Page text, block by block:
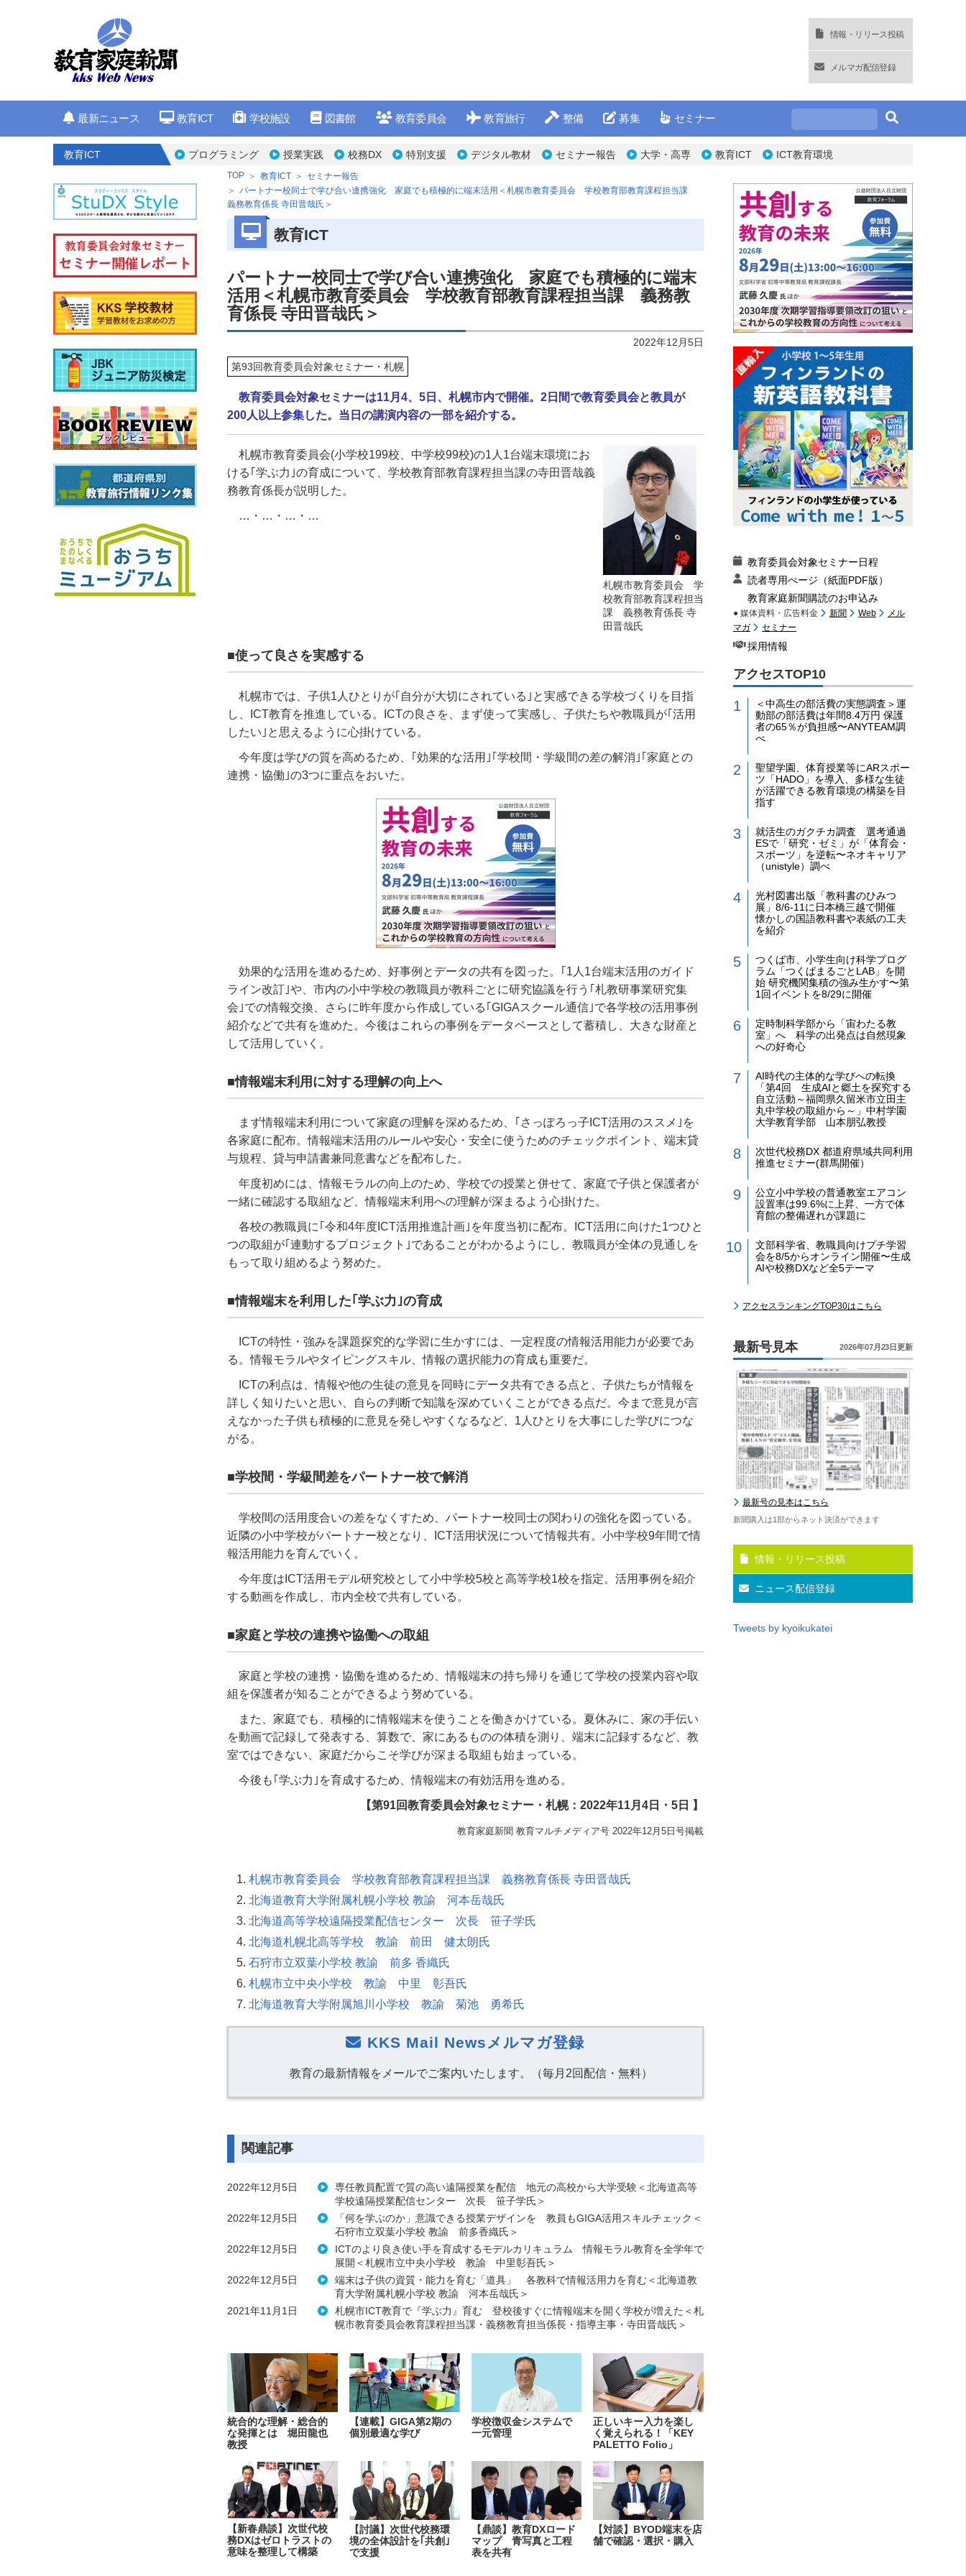
情報・リリース投稿
メルマガ配信登録
最新ニュース 教育ICT 学校施設 図書館 教育委員会 教育旅行 整備 募集 セミナー
教育ICT プログラミング 授業実践 校務DX 特別支援 デジタル教材 セミナー報告 大学・高専 教育ICT ICT教育環境
TOP 教育ICT
セミナー報告
パートナー校同士で学び合い連携強化 家庭でも積極的に端末活用＜札幌市教育委員会 学校教育部教育課程担当課
義務教育係長 寺田晋哉氏＞
教育ICT
パートナー校同士で学び合い連携強化 家庭でも積極的に端末
活用＜札幌市教育委員会 学校教育部教育課程担当課 義務教
育係長 寺田晋哉氏＞
2022年12月5日
第93回教育委員会対象セミナー・札幌
教育委員会対象セミナーは11月4、5日、札幌市内で開催。2日間で教育委員会と教員が
200人以上参集した。当日の講演内容の一部を紹介する。
札幌市教育委員会 学
校教育部教育課程担当
課 義務教育係長 寺
田晋哉氏
札幌市教育委員会(小学校199校、中学校99校)の1 人 1台端末環境にお
ける｢学ぶ力｣の育成について、学校教育部教育課程担当課の寺田晋哉義
務教育係長が説明した。
…・…・…・…
■使って良さを実感する
札幌市では、子供1 人ひとりが｢自分が大切にされている｣と実感できる学校づくりを目指
し、
ICT教育を推進している。 ICTの良さを、まず使って実感し、子供たちや教職員が｢活用
したい｣と思えるように心掛けている。
今年度は学びの質を高めるため、｢効果的な活用｣｢学校間・学級間の差の解消｣｢家庭との
連携・協働｣の3つに重点をおいた。
効果的な活用を進めるため、好事例とデータの共有を図った。｢ 1 人 1台端末活用のガイド
ライン改訂｣や、市内の小中学校の教職員が教科ごとに研究協議を行う｢札教研事業研究集
会｣での情報交換、さらに昨年度から作成している｢ GIGAスクール通信｣で各学校の活用事例
紹介などで共有を進めた。今後はこれらの事例をデータベースとして蓄積し、大きな財産と
して活用していく。
■情報端末利用に対する理解の向上へ
まず情報端末利用について家庭の理解を深めるため、｢さっぽろっ子 ICT活用のススメ｣を
各家庭に配布。情報端末活用のルールや安心・安全に使うためのチェックポイント、端末貸
与規程、貸与申請書兼同意書などを配布した。
年度初めには、情報モラルの向上のため、学校での授業と併せて、家庭で子供と保護者が
一緒に確認する取組など、情報端末利用への理解が深まるよう心掛けた。
各校の教職員に｢令和4年度 ICT活用推進計画｣を年度当初に配布。 ICT活用に向けた1つひと
つの取組が｢連動するプロジェクト｣であることがわかるようにし、教職員が全体の見通しを
もって取り組めるよう努めた。
■情報端末を利用した｢学ぶ力｣の育成
ICTの特性・強みを課題探究的な学習に生かすには、一定程度の情報活用能力が必要であ
る。情報モラルやタイピングスキル、情報の選択能力の育成も重要だ。
ICTの利点は、情報や他の生徒の意見を同時にデータ共有できる点と、子供たちが情報を
詳しく知りたいと思い、自らの判断で知識を深めていくことができる点だ。今まで意見が言
えなかった子供も積極的に意見を発しやすくなるなど、 1 人ひとりを大事にした学びにつな
がる。
■学校間・学級間差をパートナー校で解消
学校間の活用度合いの差をなくすため、パートナー校同士の関わりの強化を図っている。
近隣の小中学校がパートナー校となり、
ICT活用状況について情報共有。小中学校9年間で情
報活用能力を育んでいく。
今年度は ICT活用モデル研究校として小中学校5校と高等学校1校を指定。活用事例を紹介
する動画を作成し、市内全校で共有している。
■家庭と学校の連携や協働への取組
家庭と学校の連携・協働を進めるため、情報端末の持ち帰りを通じて学校の授業内容や取
組を保護者が知ることができるよう努めている。
また、家庭でも、積極的に情報端末を使うことを働きかけている。夏休みに、家の手伝い
を動画で記録して発表する、算数で、家にあるものの体積を測り、端末に記録するなど、教
室ではできない、家庭だからこそ学びが深まる取組も始まっている。
今後も｢学ぶ力｣を育成するため、情報端末の有効活用を進める。
【第91回教育委員会対象セミナー・札幌：2022年11月4日・5日 】
教育家庭新聞 教育マルチメディア号 2022年12月5日号掲載
札幌市教育委員会 学校教育部教育課程担当課 義務教育係長 寺田晋哉氏
北海道教育大学附属札幌小学校 教諭 河本岳哉氏
北海道高等学校遠隔授業配信センター 次長 笹子学氏
北海道札幌北高等学校 教諭 前田 健太朗氏
石狩市立双葉小学校 教諭 前多 香織氏
札幌市立中央小学校 教諭 中里 彰吾氏
北海道教育大学附属旭川小学校 教諭 菊池 勇希氏
KKS Mail Newsメルマガ登録
教育の最新情報をメールでご案内いたします。（毎月2回配信・無料）
関連記事
2022年12月5日
専任教員配置で質の高い遠隔授業を配信 地元の高校から大学受験＜北海道高等
学校遠隔授業配信センター 次長 笹子学氏＞
2022年12月5日
「何を学ぶのか」意識できる授業デザインを 教員もGIGA活用スキルチェック＜
石狩市立双葉小学校 教諭 前多香織氏＞
2022年12月5日
ICTのより良き使い手を育成するモデルカリキュラム 情報モラル教育を全学年で
展開＜札幌市立中央小学校 教諭 中里彰吾氏＞
2022年12月5日
端末は子供の資質・能力を育む「道具」 各教科で情報活用力を育む＜北海道教
育大学附属札幌小学校 教諭 河本岳哉氏＞
2021年11月1日
札幌市ICT教育で『学ぶ力』育む 登校後すぐに情報端末を開く学校が増えた＜札
幌市教育委員会教育課程担当課・義務教育担当係長・指導主事・寺田晋哉氏＞
統合的な理解・総合的
な発揮とは 堀田龍也
教授
【連載】GIGA第2期の
個別最適な学び
学校徴収金システムで
一元管理
正しいキー入力を楽し
く覚えられる！「KEY
PALETTO Folio」
【新春鼎談】次世代校
務DXはゼロトラストの
意味を整理して構築
【討議】次世代校務環
境の全体設計を｢共創｣
で支援
【鼎談】教育DXロード
マップ 青写真と工程
表を共有
【対談】BYOD端末を店
舗で確認・選択・購入
教育委員会対象セミナー日程
読者専用ぺージ（紙面PDF版）
教育家庭新聞購読のお申込み
● 媒体資料・広告料金 新聞 Web
メル
マガ
セミナー
採用情報
アクセスTOP10
＜中高生の部活費の実態調査＞運
動部の部活費は年間8.4万円 保護
者の65％が負担感〜ANYTEAM調
べ
聖望学園、体育授業等にARスポー
ツ「HADO」を導入、多様な生徒
が活躍できる教育環境の構築を目
指す
就活生のガクチカ調査 選考通過
ESで「研究・ゼミ」が「体育会・
スポーツ」を逆転〜ネオキャリア
（unistyle）調べ
光村図書出版「教科書のひみつ
展」8/6-11に日本橋三越で開催
懐かしの国語教科書や表紙の工夫
を紹介
つくば市、小学生向け科学プログ
ラム「つくばまるごとLAB」を開
始 研究機関集積の強み生かす〜第
1回イベントを8/29に開催
定時制科学部から「宙わたる教
室」へ 科学の出発点は自然現象
への好奇心
AI時代の主体的な学びへの転換
「第4回 生成AIと郷土を探究する
自立活動～福岡県久留米市立田主
丸中学校の取組から～」中村学園
大学教育学部 山本朋弘教授
次世代校務DX 都道府県域共同利用
推進セミナー(群馬開催）
公立小中学校の普通教室エアコン
設置率は99.6%に上昇、一方で体
育館の整備遅れが課題に
文部科学省、教職員向けプチ学習
会を8/5からオンライン開催〜生成
AIや校務DXなど全5テーマ
アクセスランキングTOP30はこちら
最新号見本 2026年07月23日更新
最新号の見本はこちら
新聞購入は1部からネット決済ができます
情報・リリース投稿
ニュース配信登録
Tweets by kyoikukatei